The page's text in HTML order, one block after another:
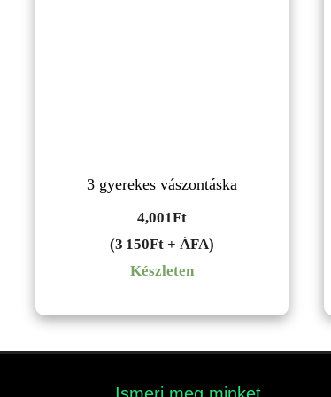
3 gyerekes vászontáska
4,001Ft
(3 150Ft + ÁFA)
Készleten